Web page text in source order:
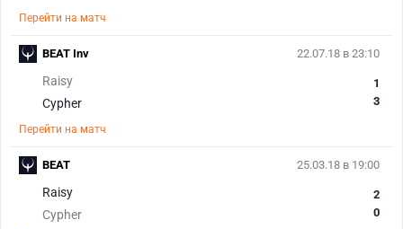
Перейти на матч
22.07.18 в 23:10
Raisy
Cypher
1
3
Перейти на матч
BEAT Inv
25.03.18 в 19:00
Raisy
Cypher
2
0
BEAT